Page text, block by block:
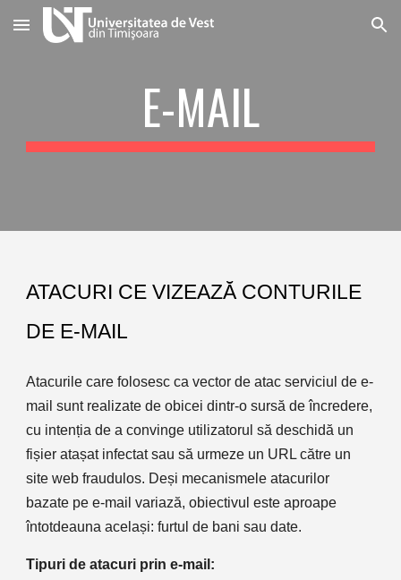
Skip to main content Skip to navigation
E-MAIL
ATACURI CE VIZEAZĂ CONTURILE
DE E-MAIL
Atacurile care folosesc ca vector de atac serviciul de e-
mail sunt realizate de obicei dintr-o sursă de încredere,
cu intenția de a convinge utilizatorul să deschidă un
fișier atașat infectat sau să urmeze un URL către un
site web fraudulos. Deși mecanismele atacurilor
bazate pe e-mail variază, obiectivul este aproape
întotdeauna același: furtul de bani sau date.
Tipuri de atacuri prin e-mail: